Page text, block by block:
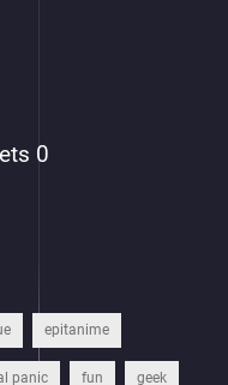
0
epitanime
panic fun geek